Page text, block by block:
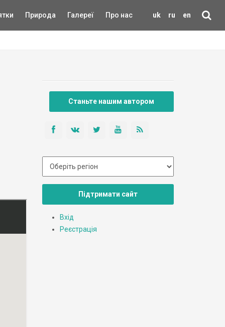
uk ru en
Природа Галереї Про нас
Станьте нашим автором
Підтримати сайт
Вхід
Реєстрація